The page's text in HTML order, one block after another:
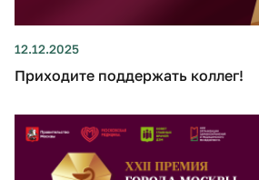
12.12.2025
Приходите поддержать коллег!